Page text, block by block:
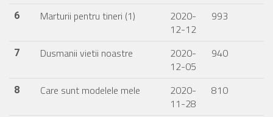
6 Marturii pentru tineri (1)
2020-
12-12
993
7 Dusmanii vietii noastre
2020-
12-05
940
8 Care sunt modelele mele
2020-
11-28
810